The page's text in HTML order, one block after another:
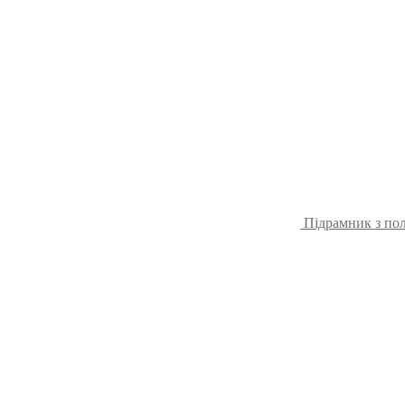
Підрамник з